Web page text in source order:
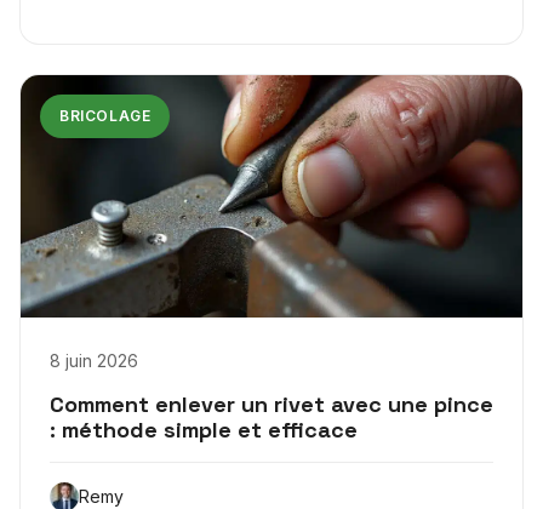
BRICOLAGE
8 juin 2026
Comment enlever un rivet avec une pince
: méthode simple et efficace
Remy